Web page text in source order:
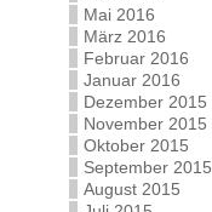
Mai 2016
März 2016
Februar 2016
Januar 2016
Dezember 2015
November 2015
Oktober 2015
September 2015
August 2015